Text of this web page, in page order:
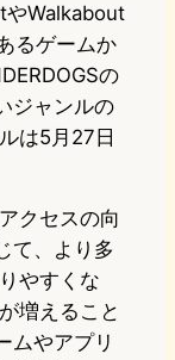
やWalkabout
るゲームか
の
ジャンルの
は5月27日
クセスの向
て、より多
やすくな
増えること
ムやアプリ